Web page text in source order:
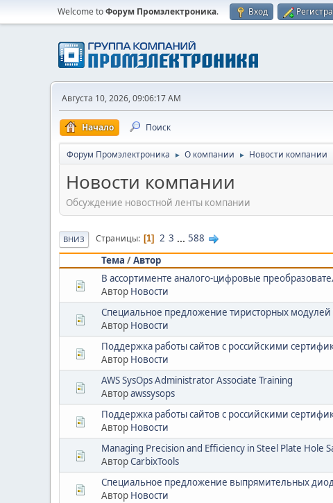
Welcome toФорум Промэлектроника. Вход
Августа 10, 2026, 09:06:17 AM
Начало Поиск
Форум Промэлектроника ► О компании ► Новости компании
Новости компании
Обсуждение новостной ленты компании
ВНИЗ Страницы 1 2 3 ... 588
Тема /Автор
В ассортименте аналого-цифровые
Автор Новости
Специальное предложение тиристорных модулей
Автор Новости
Поддержка работы сайтов с российскими
Автор Новости
AWS SysOps Administrator Associate Training
Авторawssysops
Поддержка работы сайтов с российскими
Автор Новости
Managing Precision and Efficiency in Steel Plate Hole
АвторCarbixTools
Специальное предложение выпрямительных
Автор Новости